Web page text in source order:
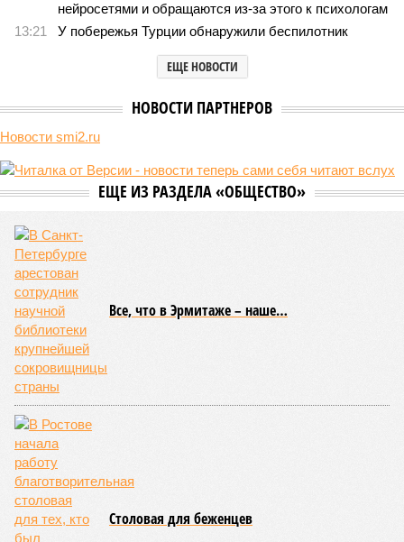
нейросетями и обращаются из-за этого к психологам
13:21
У побережья Турции обнаружили беспилотник
ЕЩЕ НОВОСТИ
НОВОСТИ ПАРТНЕРОВ
Новости smi2.ru
ЕЩЕ ИЗ РАЗДЕЛА «ОБЩЕСТВО»
Все, что в Эрмитаже – наше…
Столовая для беженцев